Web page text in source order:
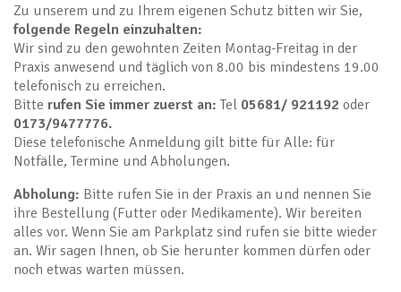
Zu unserem und zu Ihrem eigenen Schutz bitten wir Sie,
folgende Regeln einzuhalten:
Wir sind zu den gewohnten Zeiten Montag-Freitag in der
Praxis anwesend und täglich von 8.00 bis mindestens 19.00
telefonisch zu erreichen.
Bitte rufen Sie immer zuerst an: Tel 05681/ 921192 oder
0173/9477776.
Diese telefonische Anmeldung gilt bitte für Alle: für
Notfälle, Termine und Abholungen.
Abholung: Bitte rufen Sie in der Praxis an und nennen Sie
ihre Bestellung (Futter oder Medikamente). Wir bereiten
alles vor. Wenn Sie am Parkplatz sind rufen sie bitte wieder
an. Wir sagen Ihnen, ob Sie herunter kommen dürfen oder
noch etwas warten müssen.